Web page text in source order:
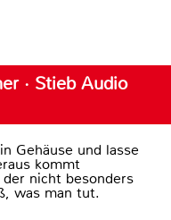
· Stieb Audio
Gehäuse und lasse
kommt
nicht besonders
was man tut.